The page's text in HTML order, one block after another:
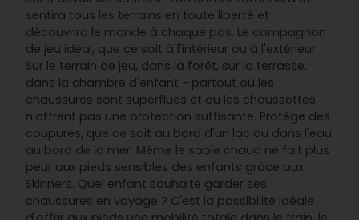
sentira tous les terrains en toute liberté et
découvrira le monde à chaque pas. Le compagnon
de jeu idéal, que ce soit à l'intérieur ou à l'extérieur.
Sur le terrain de jeu, dans la forêt, sur la terrasse,
dans la chambre d'enfant - partout où les
chaussures sont superflues et où les chaussettes
n'offrent pas une protection suffisante. Protège des
coupures, que ce soit au bord d'un lac ou dans l'eau
au bord de la mer. Même le sable chaud ne fait plus
peur aux pieds sensibles des enfants grâce aux
Skinners. Quel enfant souhaite garder ses
chaussures en voyage ? C'est la possibilité idéale